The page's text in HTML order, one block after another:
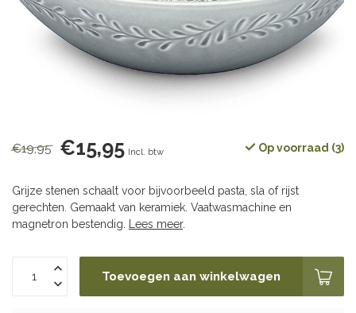
€19,95 €15,95 Incl. btw Op voorraad (3)
Grijze stenen schaalt voor bijvoorbeeld pasta, sla of rijst
gerechten. Gemaakt van keramiek. Vaatwasmachine en
magnetron bestendig.
Lees meer.
Toevoegen aan winkelwagen